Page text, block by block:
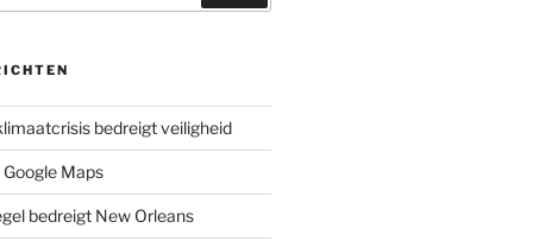
bedreigt veiligheid
Maps
bedreigt New Orleans